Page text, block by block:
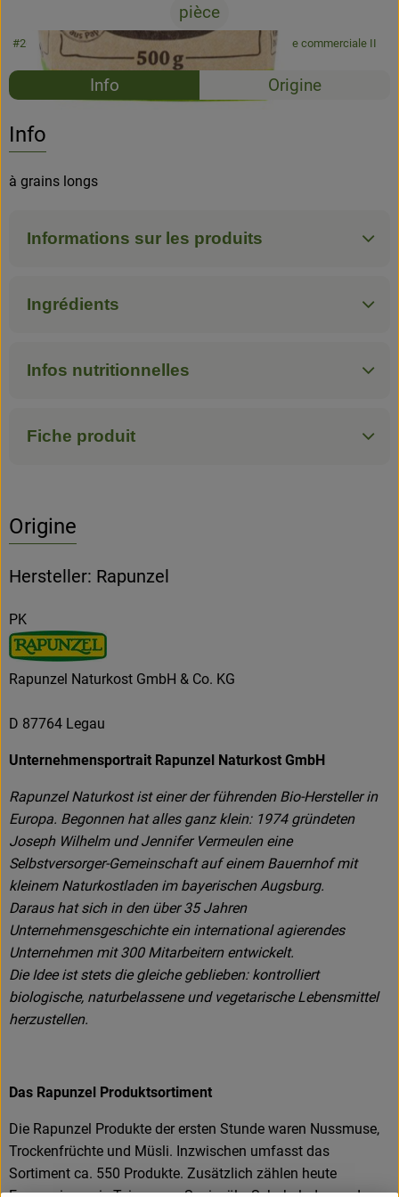
pièce
#26046 4,15 € / pièce 8,30 €/ kg Classe commerciale II
Recettes
Info Origine
Info
à grains longs
Informations sur les produits
Ingrédients
Infos nutritionnelles
Fiche produit
Origine
Hersteller: Rapunzel
PK
Rapunzel Naturkost GmbH & Co. KG
D 87764 Legau
Unternehmensportrait Rapunzel Naturkost GmbH
Rapunzel Naturkost ist einer der führenden Bio-Hersteller in
Europa. Begonnen hat alles ganz klein: 1974 gründeten
Joseph Wilhelm und Jennifer Vermeulen eine
Selbstversorger-Gemeinschaft auf einem Bauernhof mit
kleinem Naturkostladen im bayerischen Augsburg.
Daraus hat sich in den über 35 Jahren
Unternehmensgeschichte ein international agierendes
Unternehmen mit 300 Mitarbeitern entwickelt.
Die Idee ist stets die gleiche geblieben: kontrolliert
biologische, naturbelassene und vegetarische Lebensmittel
herzustellen.
Das Rapunzel Produktsortiment
Die Rapunzel Produkte der ersten Stunde waren Nussmuse,
Trockenfrüchte und Müsli. Inzwischen umfasst das
Sortiment ca. 550 Produkte. Zusätzlich zählen heute